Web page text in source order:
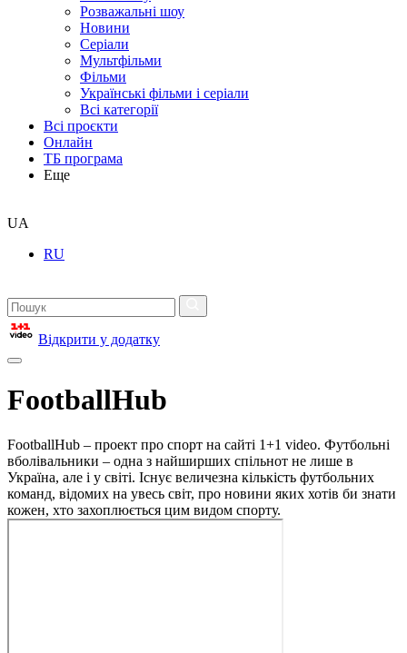
Розважальні шоу
Новини
Серіали
Мультфільми
Фільми
Українські фільми і серіали
Всі категорії
Всі проєкти
Онлайн
ТБ програма
Еще
UA
RU
Відкрити у додатку
FootballHub
FootballHub – проект про спорт на сайті 1+1 video. Футбольні
вболівальники – одна з найширших спільнот не лише в
Україна, але і у світі. Існує величезна кількість футбольних
команд, відомих на увесь світ, про новини яких хотів би знати
кожен, хто захоплюється цим видом спорту.